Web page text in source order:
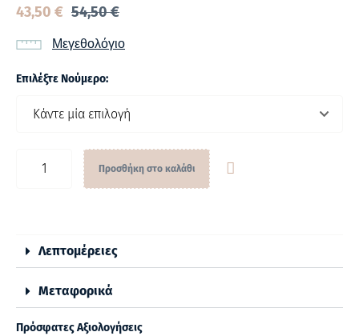
54,50€
43,50 €
Μεγεθολόγιο
Επιλέξτε Νούμερο:
Προσθήκη στο καλάθι
Λεπτομέρειες
Μεταφορικά
Πρόσφατες Αξιολογήσεις